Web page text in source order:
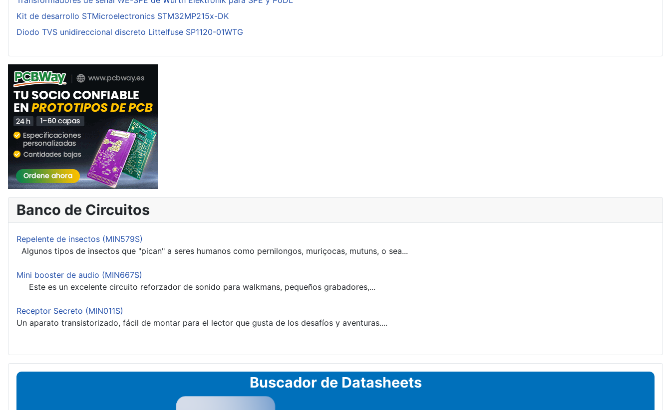
Kit de desarrollo STMicroelectronics STM32MP215x-DK
Diodo TVS unidireccional discreto Littelfuse SP1120-01WTG
Banco de Circuitos
Repelente de insectos (MIN579S)
Algunos tipos de insectos que "pican" a seres humanos como pernilongos, muriçocas, mutuns, o sea...
Mini booster de audio (MIN667S)
Este es un excelente circuito reforzador de sonido para walkmans, pequeños grabadores,...
Receptor Secreto (MIN011S)
Un aparato transistorizado, fácil de montar para el lector que gusta de los desafíos y aventuras....
Buscador de Datasheets